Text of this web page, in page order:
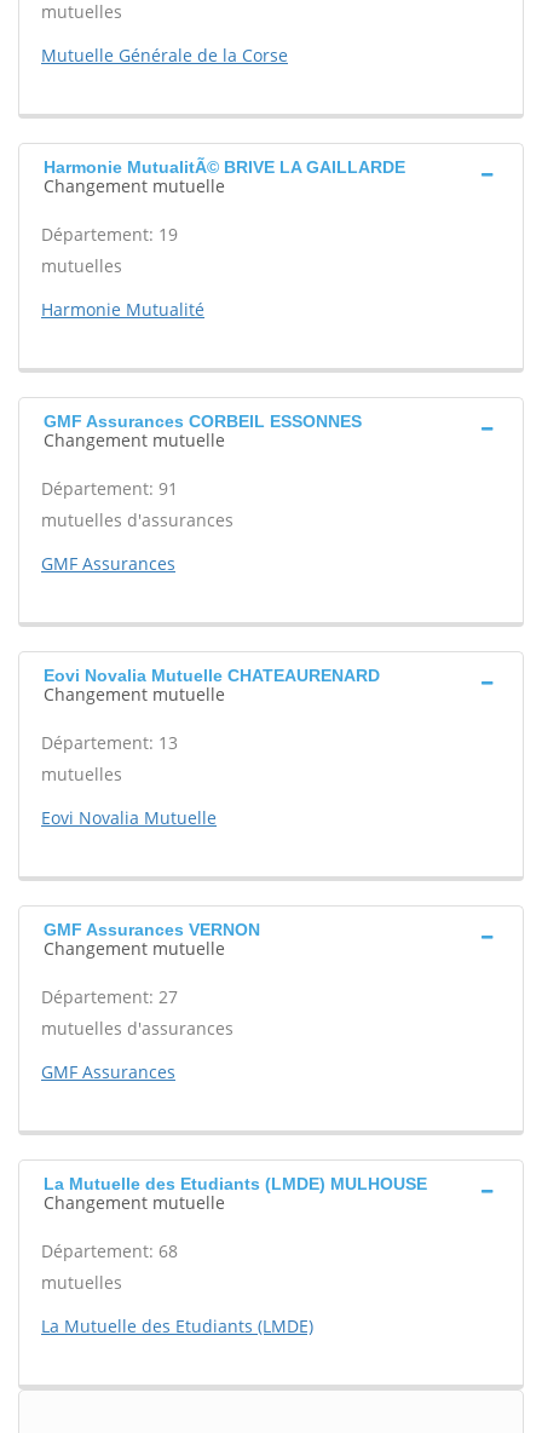
mutuelles
Mutuelle Générale de la Corse
Harmonie MutualitÃ© BRIVE LA GAILLARDE
Changement mutuelle
Département: 19
mutuelles
Harmonie Mutualité
GMF Assurances CORBEIL ESSONNES
Changement mutuelle
Département: 91
mutuelles d'assurances
GMF Assurances
Eovi Novalia Mutuelle CHATEAURENARD
Changement mutuelle
Département: 13
mutuelles
Eovi Novalia Mutuelle
GMF Assurances VERNON
Changement mutuelle
Département: 27
mutuelles d'assurances
GMF Assurances
La Mutuelle des Etudiants (LMDE) MULHOUSE
Changement mutuelle
Département: 68
mutuelles
La Mutuelle des Etudiants (LMDE)